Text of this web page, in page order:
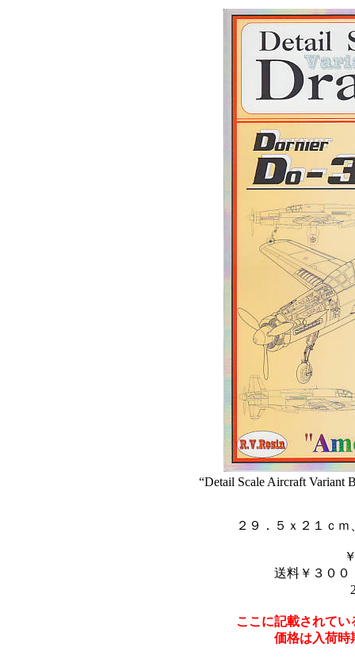
“Detail Scale Aircraft Variant
２９．５ｘ２１ｃ
送料￥３００
ここに記載されて
価格は入荷時